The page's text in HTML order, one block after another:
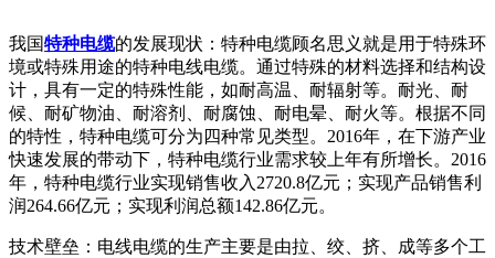
我国特种电缆的发展现状：特种电缆顾名思义就是用于特殊环
境或特殊用途的特种电线电缆。通过特殊的材料选择和结构设
计，具有一定的特殊性能，如耐高温、耐辐射等。耐光、耐
候、耐矿物油、耐溶剂、耐腐蚀、耐电晕、耐火等。根据不同
的特性，特种电缆可分为四种常见类型。2016年，在下游产业
快速发展的带动下，特种电缆行业需求较上年有所增长。2016
年，特种电缆行业实现销售收入2720.8亿元；实现产品销售利
润264.66亿元；实现利润总额142.86亿元。
技术壁垒：电线电缆的生产主要是由拉、绞、挤、成等多个工